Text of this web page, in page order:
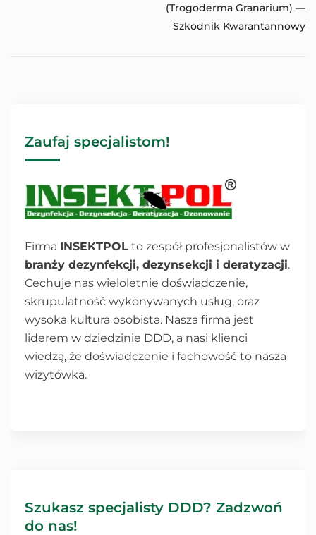
(Trogoderma Granarium) —
Szkodnik Kwarantannowy
Zaufaj specjalistom!
Firma INSEKTPOL to zespół profesjonalistów w
branży dezynfekcji, dezynsekcji i deratyzacji.
Cechuje nas wieloletnie doświadczenie,
skrupulatność wykonywanych usług, oraz
wysoka kultura osobista. Nasza firma jest
liderem w dziedzinie DDD, a nasi klienci
wiedzą, że doświadczenie i fachowość to nasza
wizytówka.
Szukasz specjalisty DDD? Zadzwoń
do nas!